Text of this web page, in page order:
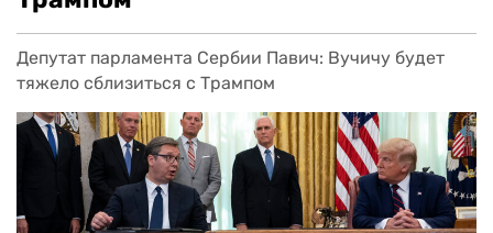
Депутат парламента Сербии Павич: Вучичу будет
тяжело сблизиться с Трампом